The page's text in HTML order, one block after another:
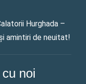
Hurghada –
amintiri de neuitat!
noi